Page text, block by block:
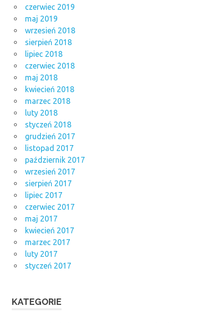
czerwiec 2019
maj 2019
wrzesień 2018
sierpień 2018
lipiec 2018
czerwiec 2018
maj 2018
kwiecień 2018
marzec 2018
luty 2018
styczeń 2018
grudzień 2017
listopad 2017
październik 2017
wrzesień 2017
sierpień 2017
lipiec 2017
czerwiec 2017
maj 2017
kwiecień 2017
marzec 2017
luty 2017
styczeń 2017
KATEGORIE